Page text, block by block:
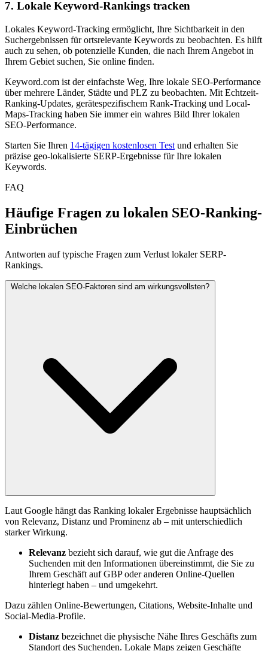
7. Lokale Keyword-Rankings tracken
Lokales Keyword-Tracking ermöglicht, Ihre Sichtbarkeit in den
Suchergebnissen für ortsrelevante Keywords zu beobachten. Es hilft
auch zu sehen, ob potenzielle Kunden, die nach Ihrem Angebot in
Ihrem Gebiet suchen, Sie online finden.
Keyword.com ist der einfachste Weg, Ihre lokale SEO-Performance
über mehrere Länder, Städte und PLZ zu beobachten. Mit Echtzeit-
Ranking-Updates, gerätespezifischem Rank-Tracking und Local-
Maps-Tracking haben Sie immer ein wahres Bild Ihrer lokalen
SEO-Performance.
Starten Sie Ihren 14-tägigen kostenlosen Test und erhalten Sie
präzise geo-lokalisierte SERP-Ergebnisse für Ihre lokalen
Keywords.
FAQ
Häufige Fragen zu lokalen SEO-Ranking-
Einbrüchen
Antworten auf typische Fragen zum Verlust lokaler SERP-
Rankings.
Welche lokalen SEO-Faktoren sind am wirkungsvollsten?
Laut Google hängt das Ranking lokaler Ergebnisse hauptsächlich
von Relevanz, Distanz und Prominenz ab – mit unterschiedlich
starker Wirkung.
Relevanz bezieht sich darauf, wie gut die Anfrage des
Suchenden mit den Informationen übereinstimmt, die Sie zu
Ihrem Geschäft auf GBP oder anderen Online-Quellen
hinterlegt haben – und umgekehrt.
Dazu zählen Online-Bewertungen, Citations, Website-Inhalte und
Social-Media-Profile.
Distanz bezeichnet die physische Nähe Ihres Geschäfts zum
Standort des Suchenden. Lokale Maps zeigen Geschäfte